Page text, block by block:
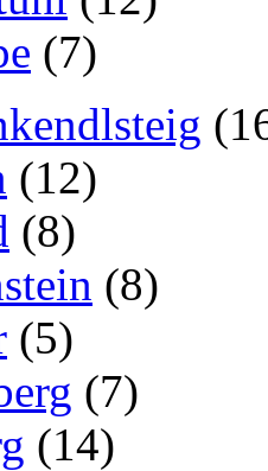
(7)
(12)
(8)
(8)
(5)
(7)
(14)